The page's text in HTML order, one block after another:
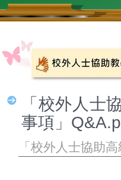
「校外人士
事項」
「校外人士協助